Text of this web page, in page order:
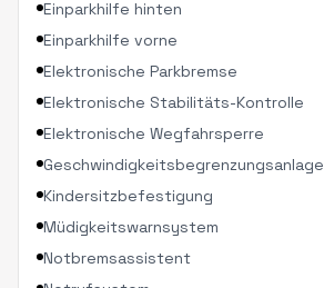
Einparkhilfe hinten
Einparkhilfe vorne
Elektronische Parkbremse
Elektronische Stabilitäts-Kontrolle
Elektronische Wegfahrsperre
Geschwindigkeitsbegrenzungsanlage
Kindersitzbefestigung
Müdigkeitswarnsystem
Notbremsassistent